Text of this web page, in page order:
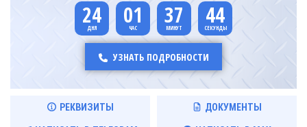
24 01 37 44
УЗНАТЬ ПОДРОБНОСТИ
РЕКВИЗИТЫ ДОКУМЕНТЫ